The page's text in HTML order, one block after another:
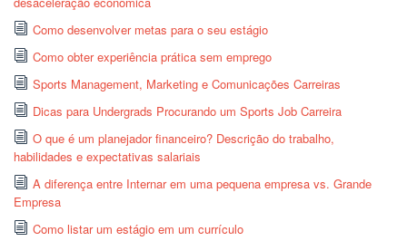
Como desenvolver metas para o seu estágio
Como obter experiência prática sem emprego
Sports Management, Marketing e Comunicações Carreiras
Dicas para Undergrads Procurando um Sports Job Carreira
O que é um planejador financeiro? Descrição do trabalho,
habilidades e expectativas salariais
A diferença entre Internar em uma pequena empresa vs. Grande
Empresa
Como listar um estágio em um currículo